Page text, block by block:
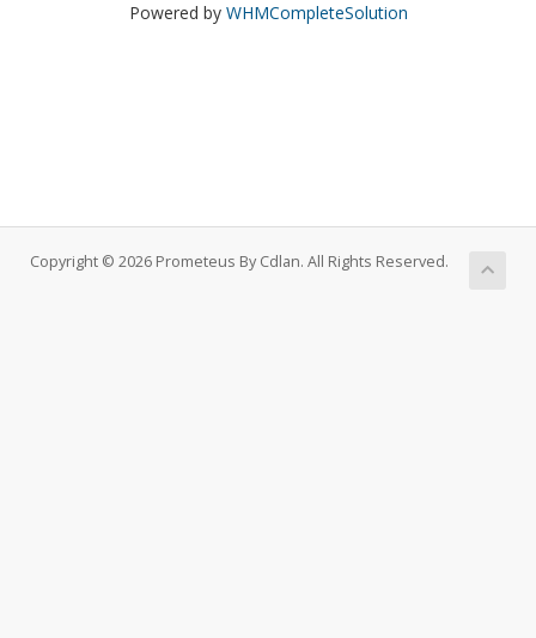
Powered by WHMCompleteSolution
Copyright © 2026 Prometeus By Cdlan. All Rights Reserved.